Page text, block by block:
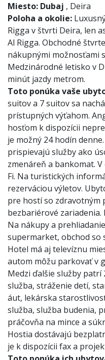
Miesto: Dubaj , Deira
Poloha a okolie:
Rigga v štvrti Deira, len
Al Rigga. Obchodné
nákupnými možnosťami
Medzinárodné letisko v
minút jazdy metrom.
Toto ponúka vaše
suitov a 7 suitov sa
prístupných výťahom.
hosťom k dispozícii
je možný 24 hodín
prispievajú služby ako
zmenáreň a bankomat.
Fi. Na turistických
rezerváciou výletov.
pre hostí so zdravotným
bezbariérové
Na nákupy a
supermarket, obchod so
Hotel má aj televíznu
autom môžu parkovať v
Medzi ďalšie služby
služba, stráženie detí,
áut, lekárska
služba, služba budenia,
práčovňa na mince a
Hostia dostávajú
je k dispozícii fax a